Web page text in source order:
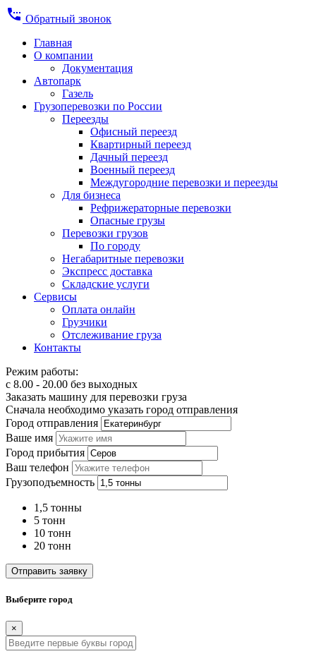
settings_phone Обратный звонок
Главная
О компании
Документация
Автопарк
Газель
Грузоперевозки по России
Переезды
Офисный переезд
Квартирный переезд
Дачный переезд
Военный переезд
Междугородние перевозки и переезды
Для бизнеса
Рефрижераторные перевозки
Опасные грузы
Перевозки грузов
По городу
Негабаритные перевозки
Экспресс доставка
Складские услуги
Сервисы
Оплата онлайн
Грузчики
Отслеживание груза
Контакты
Режим работы:
с 8.00 - 20.00 без выходных
Заказать машину для перевозки груза
Сначала необходимо указать город отправления
Город отправления
Ваше имя
Город прибытия
Ваш телефон
Грузоподъемность
1,5 тонны
5 тонн
10 тонн
20 тонн
Отправить заявку
Выберите город
×